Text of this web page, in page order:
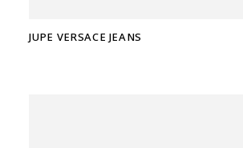
JUPE VERSACE JEANS